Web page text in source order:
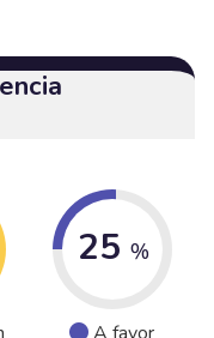
25 %